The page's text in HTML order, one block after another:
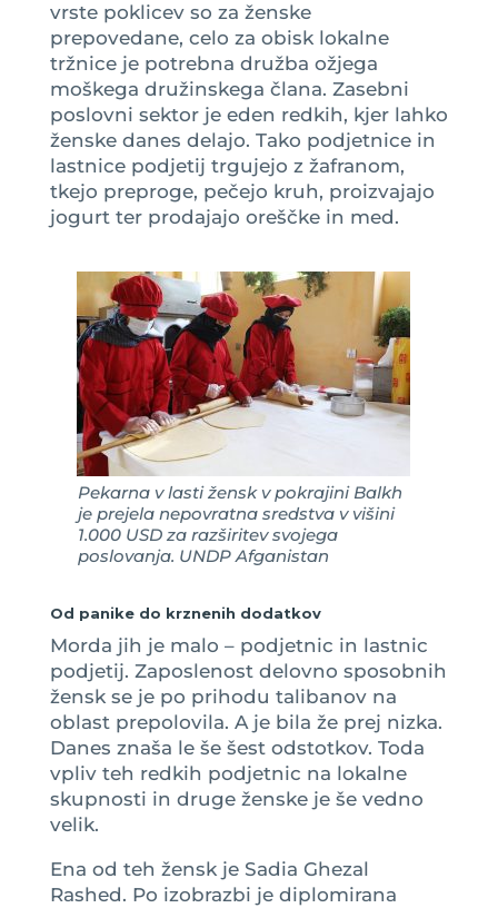
vrste poklicev so za ženske
prepovedane, celo za obisk lokalne
tržnice je potrebna družba ožjega
moškega družinskega člana. Zasebni
poslovni sektor je eden redkih, kjer lahko
ženske danes delajo. Tako podjetnice in
lastnice podjetij trgujejo z žafranom,
tkejo preproge, pečejo kruh, proizvajajo
jogurt ter prodajajo oreščke in med.
Pekarna v lasti žensk v pokrajini Balkh
je prejela nepovratna sredstva v višini
1.000 USD za razširitev svojega
poslovanja. UNDP Afganistan
Od panike do krznenih dodatkov
Morda jih je malo – podjetnic in lastnic
podjetij. Zaposlenost delovno sposobnih
žensk se je po prihodu talibanov na
oblast prepolovila. A je bila že prej nizka.
Danes znaša le še šest odstotkov. Toda
vpliv teh redkih podjetnic na lokalne
skupnosti in druge ženske je še vedno
velik.
Ena od teh žensk je Sadia Ghezal
Rashed. Po izobrazbi je diplomirana